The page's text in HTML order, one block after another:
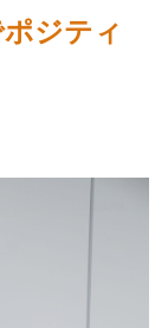
ジティ